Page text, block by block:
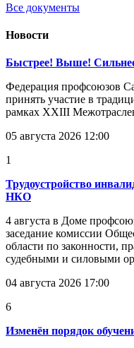
Все документы
Новости
Быстрее! Выше!
Федерация профсоюзов
принять участие в
рамках XXIII
05 августа 2026 12:00
1
Трудоустройство
НКО
4 августа в Доме
заседание комиссии
области по законности,
судебными и силовыми
04 августа 2026 17:00
6
Изменён порядок